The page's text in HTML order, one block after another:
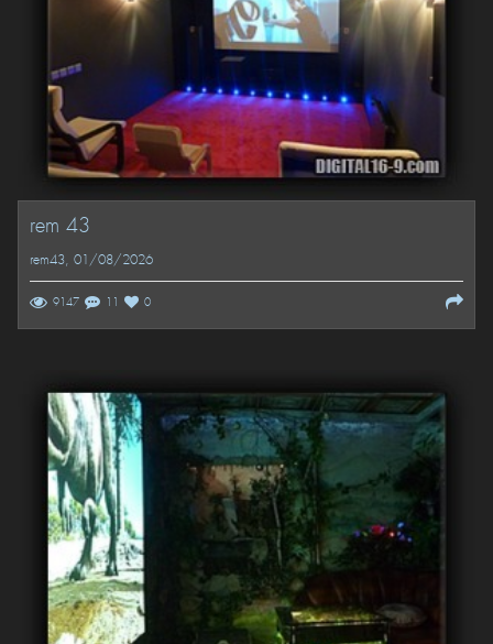
rem 43
rem43, 01/08/2026
9147 11 0